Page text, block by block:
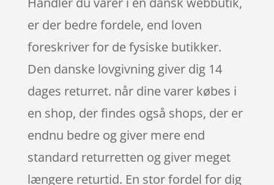
er der bedre fordele, end loven
foreskriver for de fysiske butikker.
Den danske lovgivning giver dig 14
dages returret. når dine varer købes i
en shop, der findes også shops, der er
endnu bedre og giver mere end
standard returretten og giver meget
længere returtid. En stor fordel for dig